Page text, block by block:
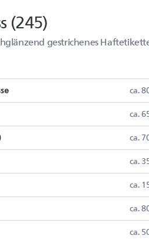
(245)
gestrichenes
ca.
ca.
ca.
ca.
ca.
ca.
ca.